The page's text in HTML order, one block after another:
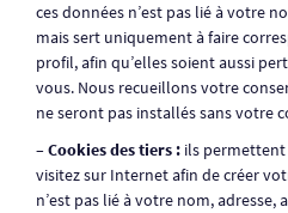
ces données n’est pas lié à votre
mais sert uniquement à faire
profil, afin qu’elles soient aussi
vous. Nous recueillons votre
ne seront pas installés sans votre
– Cookies des tiers : ils permettent
visitez sur Internet afin de créer
n’est pas lié à votre nom, adresse,